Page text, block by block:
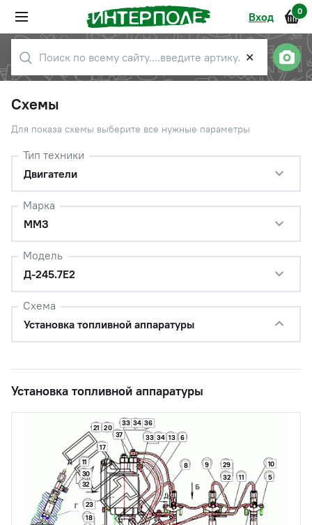
Вход 0
✕
Схемы
Для показа схемы выберите все нужные параметры
Тип техники
Двигатели
Марка
ММЗ
Модель
Д-245.7Е2
Схема
Установка топливной аппаратуры
Установка топливной аппаратуры
5
6
8 9 10
11
11
13
17
18
20
21
23
29
30
32
32
33
33
34
34
36
37